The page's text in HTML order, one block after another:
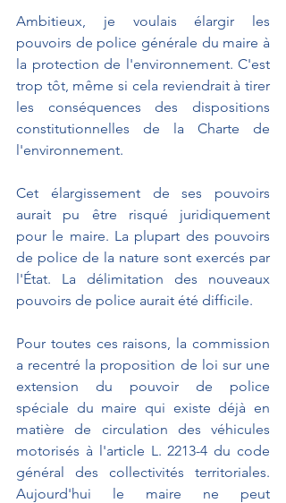
Ambitieux, je voulais élargir les
pouvoirs de police générale du maire à
la protection de l'environnement. C'est
trop tôt, même si cela reviendrait à tirer
les conséquences des dispositions
constitutionnelles de la Charte de
l'environnement.
Cet élargissement de ses pouvoirs
aurait pu être risqué juridiquement
pour le maire. La plupart des pouvoirs
de police de la nature sont exercés par
l'État. La délimitation des nouveaux
pouvoirs de police aurait été difficile.
Pour toutes ces raisons, la commission
a recentré la proposition de loi sur une
extension du pouvoir de police
spéciale du maire qui existe déjà en
matière de circulation des véhicules
motorisés à l'article L. 2213-4 du code
général des collectivités territoriales.
Aujourd'hui le maire ne peut